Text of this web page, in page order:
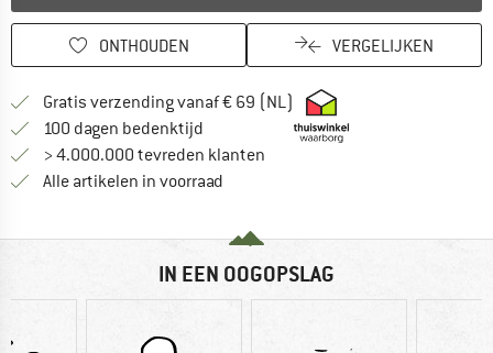
ONTHOUDEN VERGELIJKEN
Gratis verzending vanaf € 69 (NL) Vind hier de
100 dagen bedenktijd Vind de betalingsinformatie hier!
> 4.000.000 tevreden klanten
Alle artikelen in voorraad
IN EEN OOGOPSLAG